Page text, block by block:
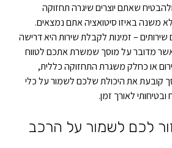
שאתם יוצרים שיגרה תחזוקה
משנה באיזו סיטואציה אתם נמצאים.
– זמינות לקבלת שירות היא דרישה
מדובר על מוסך שמשרת אתכם לטווח
או כחלק משגרת התחזוקה כללית,
קובעת את היכולת שלכם לשמור על כלי
לאורך זמן.
לכם לשמור על הרכב